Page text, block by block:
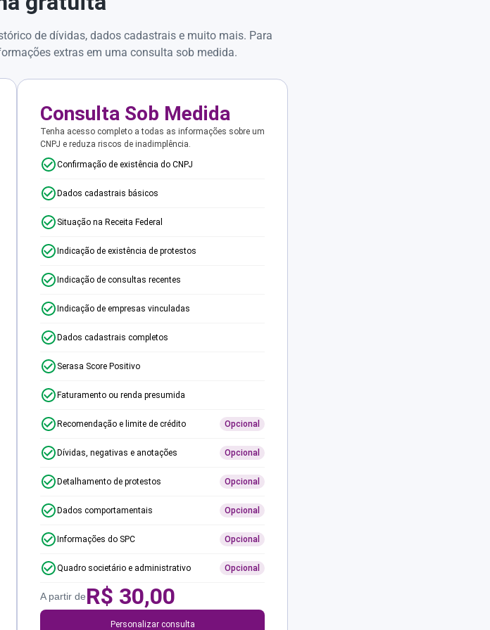
de dívidas, dados cadastrais e muito mais. Para
extras em uma consulta sob medida.
Consulta Sob Medida
Tenha acesso completo a todas as informações sobre um
CNPJ e reduza riscos de inadimplência.
Confirmação de existência do CNPJ
Dados cadastrais básicos
Situação na Receita Federal
Indicação de existência de protestos
Indicação de consultas recentes
Indicação de empresas vinculadas
Dados cadastrais completos
Serasa Score Positivo
Faturamento ou renda presumida
Recomendação e limite de crédito Opcional
Dívidas, negativas e anotações Opcional
Detalhamento de protestos Opcional
Dados comportamentais Opcional
Informações do SPC Opcional
Quadro societário e administrativo Opcional
A partir deR$ 30,00
Personalizar consulta